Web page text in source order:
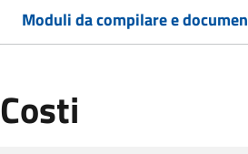
Moduli da compilare e
Costi